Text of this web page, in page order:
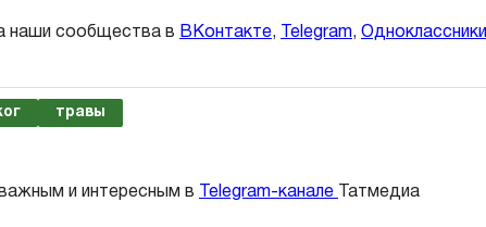
наши сообщества в ВКонтакте, Telegram, Одноклассники
травы
и интересным в Telegram-канале Татмедиа